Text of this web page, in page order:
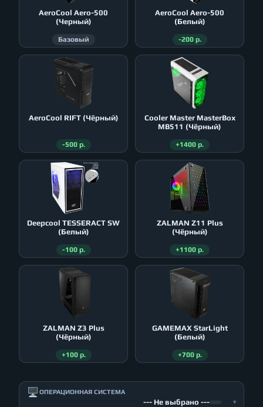
AeroСool Aero-500
(Черный)
Базовый
AeroСool Aero-500
(Белый)
-200 р.
AeroСool RIFT (Чёрный)
-500 р.
Cooler Master MasterBox
MB511 (Чёрный)
+1400 р.
Deepcool TESSERACT SW
(Белый)
-100 р.
ZALMAN Z11 Plus
(Чёрный)
+1100 р.
ZALMAN Z3 Plus
(Чёрный)
+100 р.
GAMEMAX StarLight
(Белый)
+700 р.
🖥️ ОПЕРАЦИОННАЯ СИСТЕМА
--- Не выбрано --- ▾